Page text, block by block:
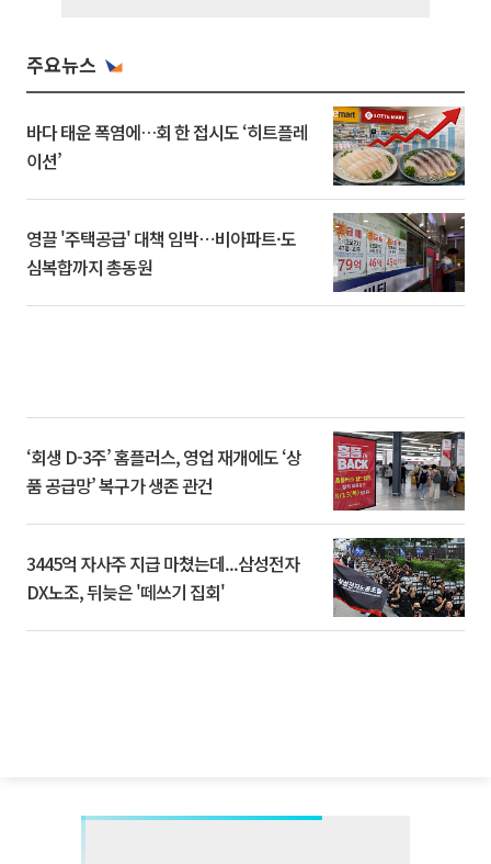
주요뉴스
바다 태운 폭염에…회 한 접시도 ‘히트플레
이션’
영끌 '주택공급' 대책 임박⋯비아파트·도
심복합까지 총동원
‘회생 D-3주’ 홈플러스, 영업 재개에도 ‘상
품 공급망’ 복구가 생존 관건
3445억 자사주 지급 마쳤는데...삼성전자
DX노조, 뒤늦은 '떼쓰기 집회'